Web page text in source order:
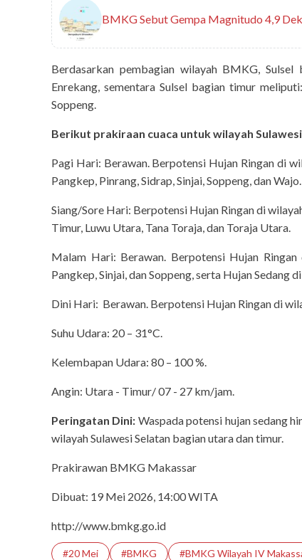
BMKG Sebut Gempa Magnitudo 4,9
Berdasarkan pembagian wilayah BMKG,
Enrekang, sementara Sulsel bagian timur
Soppeng.
Berikut prakiraan cuaca untuk wilayah
Pagi Hari: Berawan. Berpotensi Hujan Ringan di
Pangkep, Pinrang, Sidrap, Sinjai, Soppeng, dan Wajo.
Siang/Sore Hari: Berpotensi Hujan Ringan di
Timur, Luwu Utara, Tana Toraja, dan Toraja Utara.
Malam Hari: Berawan. Berpotensi Hujan
Pangkep, Sinjai, dan Soppeng, serta Hujan Sedang
Dini Hari: Berawan. Berpotensi Hujan Ringan di
Suhu Udara: 20 – 31°C.
Kelembapan Udara: 80 – 100 %.
Angin: Utara - Timur/ 07 - 27 km/jam.
Peringatan Dini: Waspada potensi hujan sedang
wilayah Sulawesi Selatan bagian utara dan timur.
Prakirawan BMKG Makassar
Dibuat: 19 Mei 2026, 14:00 WITA
http://www.bmkg.go.id
#20 Mei #BMKG #BMKG Wilayah IV
Menteri
Pembenahan TPA